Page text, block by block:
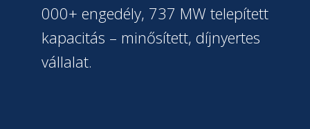
000+ engedély, 737 MW telepített
kapacitás – minősített, díjnyertes
vállalat.